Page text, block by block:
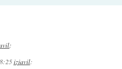
:
izjavil: